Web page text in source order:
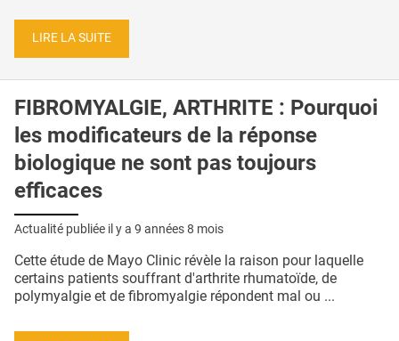
LIRE LA SUITE
FIBROMYALGIE, ARTHRITE : Pourquoi
les modificateurs de la réponse
biologique ne sont pas toujours
efficaces
Actualité publiée il y a 9 années 8 mois
Cette étude de Mayo Clinic révèle la raison pour laquelle
certains patients souffrant d'arthrite rhumatoïde, de
polymyalgie et de fibromyalgie répondent mal ou ...